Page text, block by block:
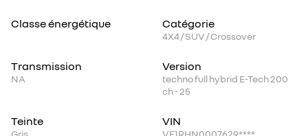
Classe énergétique Catégorie
4X4 / SUV / Crossover
Transmission
NA
Version
techno full hybrid E-Tech 200
ch - 25
Teinte
Gris
VIN
VF1RHN0007629****